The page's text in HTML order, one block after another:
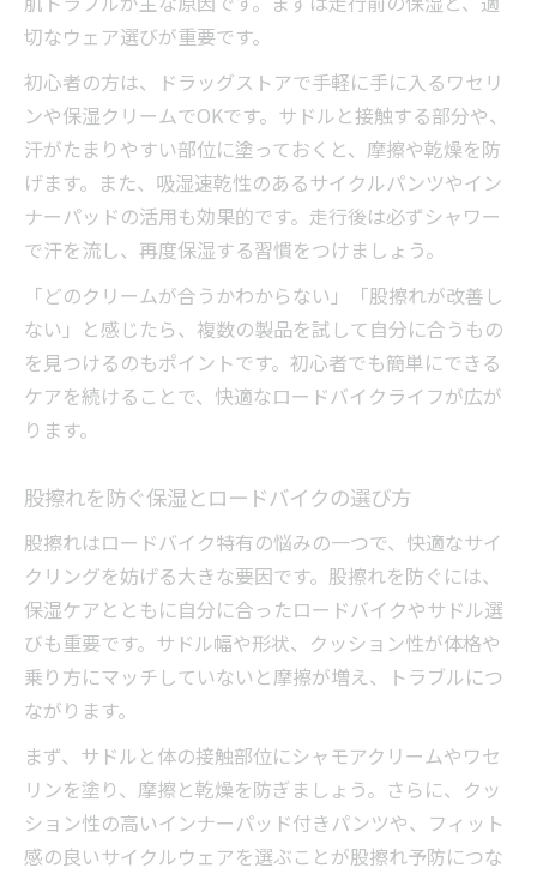
切なウェア選びが重要です。
初心者の方は、ドラッグストアで手軽に手に入るワセリ
ンや保湿クリームでOKです。サドルと接触する部分や、
汗がたまりやすい部位に塗っておくと、摩擦や乾燥を防
げます。また、吸湿速乾性のあるサイクルパンツやイン
ナーパッドの活用も効果的です。走行後は必ずシャワー
で汗を流し、再度保湿する習慣をつけましょう。
「どのクリームが合うかわからない」「股擦れが改善し
ない」と感じたら、複数の製品を試して自分に合うもの
を見つけるのもポイントです。初心者でも簡単にできる
ケアを続けることで、快適なロードバイクライフが広が
ります。
股擦れを防ぐ保湿とロードバイクの選び方
股擦れはロードバイク特有の悩みの一つで、快適なサイ
クリングを妨げる大きな要因です。股擦れを防ぐには、
保湿ケアとともに自分に合ったロードバイクやサドル選
びも重要です。サドル幅や形状、クッション性が体格や
乗り方にマッチしていないと摩擦が増え、トラブルにつ
ながります。
まず、サドルと体の接触部位にシャモアクリームやワセ
リンを塗り、摩擦と乾燥を防ぎましょう。さらに、クッ
ション性の高いインナーパッド付きパンツや、フィット
感の良いサイクルウェアを選ぶことが股擦れ予防につな